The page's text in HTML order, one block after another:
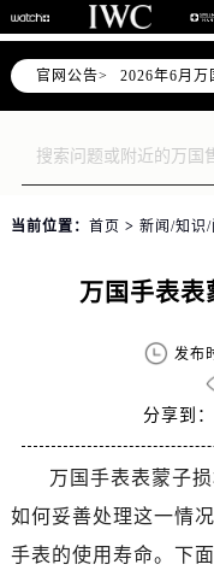
官网公告>
2026年6月
2026年6月
当前位置： 首页 > 新闻/知识/
万国手表表
发布
分享到：
万国手表表蒙子
如何妥善处理这一情
手表的使用寿命。下